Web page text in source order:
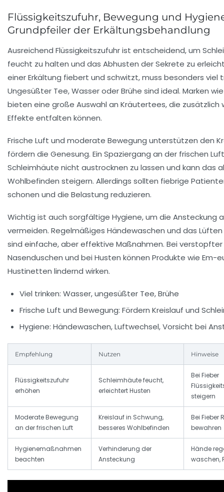
Flüssigkeitszufuhr, Bewegung und
Grundpfeiler der Erkältungsbehandlung
Ausreichend Flüssigkeitszufuhr ist entscheidend, um
feucht zu halten und das Abhusten der Sekrete zu
einer Erkältung fiebert und schwitzt, muss besonders viel
Ungesüßter Tee, Wasser oder Brühe sind ideal. Marken
bieten eine große Auswahl an Kräutertees, die zusätzlich
Effekte entfalten können.
Frische Luft und moderate Bewegung unterstützen den
fördern die Genesung. Ein Spaziergang an der frischen
Schleimhäute nicht austrocknen zu lassen und kann das
Wohlbefinden steigern. Allerdings sollten fiebrige
schonen und die Belastung reduzieren.
Wichtig ist auch sorgfältige Hygiene, um die Ansteckung
vermeiden. Regelmäßiges Händewaschen und das
sind einfache, aber effektive Maßnahmen. Bei
Nasenduschen und bei Husten können Produkte wie Em-
Hustinetten lindernd wirken.
Viel trinken: Wasser, ungesüßter Tee, Brühe
Frische Luft und Bewegung: Fördern Kreislauf und
Hygiene: Händewaschen, Luftwechsel, Vorsicht bei
Empfehlung Nutzen Hinweise
Flüssigkeitszufuhr
erhöhen
Schleimhäute feucht,
erleichtert Husten
Bei Fieber
steigern
Moderate Bewegung
an der frischen Luft
Kreislauf in Schwung,
besseres Wohlbefinden
Bei Fieber
bewahren
Hygienemaßnahmen
beachten
Verhinderung der
Ansteckung
Hände
waschen,